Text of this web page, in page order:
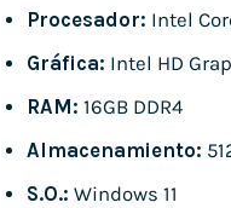
Procesador: Intel
Gráfica: Intel HD
RAM: 16GB DDR4
Almacenamiento:
S.O.: Windows 11